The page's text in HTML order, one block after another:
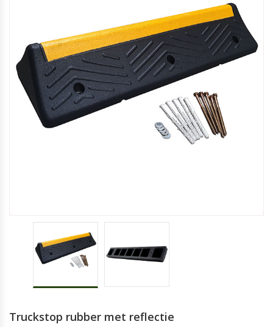
Truckstop rubber met reflectie